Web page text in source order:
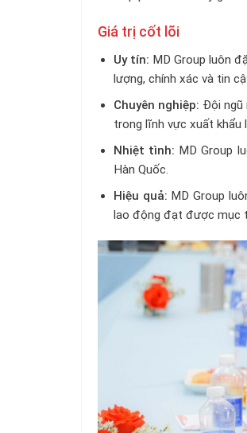
Giá trị cốt lõi
Uy tín: MD Group luôn
lượng, chính xác và tin
Chuyên nghiệp: Đội ngũ
trong lĩnh vực xuất khẩu
Nhiệt tình: MD Group
Hàn Quốc.
Hiệu quả: MD Group
lao động đạt được mục